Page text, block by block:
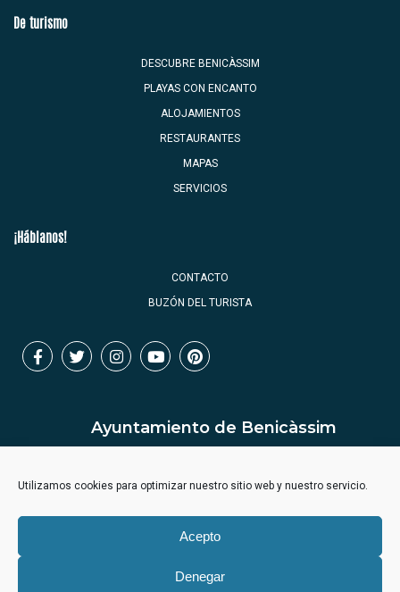
Utilizamos cookies para optimizar nuestro sitio web y nuestro servicio.
Acepto
Denegar
De turismo
DESCUBRE BENICÀSSIM
PLAYAS CON ENCANTO
ALOJAMIENTOS
RESTAURANTES
MAPAS
SERVICIOS
¡Háblanos!
CONTACTO
BUZÓN DEL TURISTA
Ayuntamiento de Benicàssim